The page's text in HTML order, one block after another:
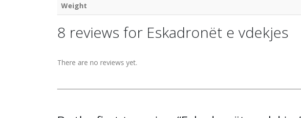
Weight
8 reviews for Eskadronët e vdekjes
There are no reviews yet.